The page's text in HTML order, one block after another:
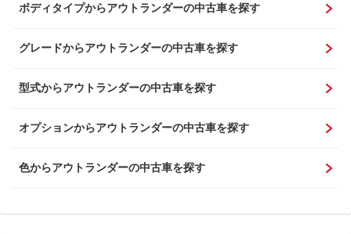
ボディタイプからアウトランダーの中古車を探す
グレードからアウトランダーの中古車を探す
型式からアウトランダーの中古車を探す
オプションからアウトランダーの中古車を探す
色からアウトランダーの中古車を探す